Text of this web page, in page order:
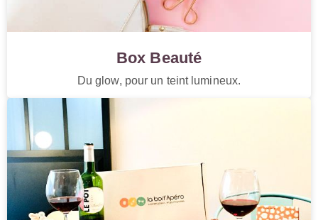
Box Beauté
Du glow, pour un teint lumineux.